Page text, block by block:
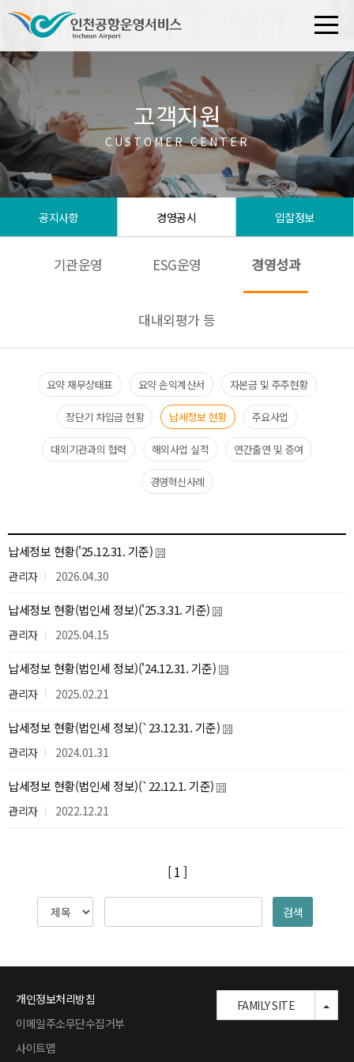
공지사항 경영공시 입찰정보
고객지원
CUSTOMER CENTER
기관운영 ESG운영 경영성과
대내외평가 등
요약 재무상태표​ 요약 손익계산서​ 자본금 및 주주현황
장단기 차입금 현황 납세정보 현황​ 주요사업​
대외기관과의 협력​ 해외사업 실적 연간출연 및 증여
경영혁신사례
납세정보 현황('25.12.31. 기준)
관리자 2026.04.30
납세정보 현황(법인세 정보)('25.3.31. 기준)
관리자 2025.04.15
납세정보 현황(법인세 정보)('24.12.31. 기준)
관리자 2025.02.21
납세정보 현황(법인세 정보)(`23.12.31. 기준)
관리자 2024.01.31
납세정보 현황(법인세 정보)(`22.12.1. 기준)
관리자 2022.12.21
[ 1 ]
검색
개인정보처리방침
이메일주소무단수집거부
사이트맵
FAMILY SITE